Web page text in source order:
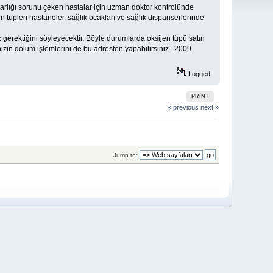
sorunu çeken hastalar için uzman doktor kontrolünde
tüpleri hastaneler, sağlık ocakları ve sağlık dispanserlerinde
söyleyecektir. Böyle durumlarda oksijen tüpü satın
dolum işlemlerini de bu adresten yapabilirsiniz. 2009
Logged
PRINT
« previous next »
Jump to: